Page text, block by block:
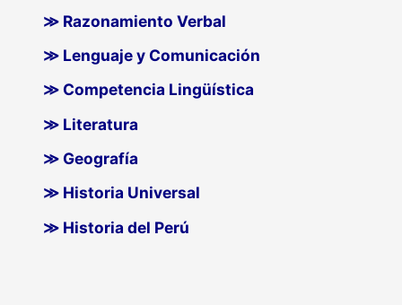
≫ Razonamiento Verbal
≫ Lenguaje y Comunicación
≫ Competencia Lingüística
≫ Literatura
≫ Geografía
≫ Historia Universal
≫ Historia del Perú